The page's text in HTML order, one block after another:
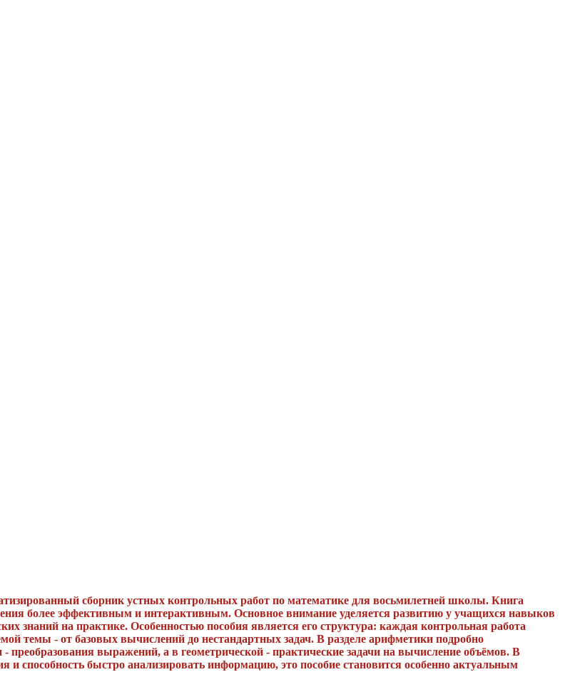
сборник устных контрольных работ по математике для восьмилетней школы. Книга
более эффективным и интерактивным. Основное внимание уделяется развитию у учащихся навыков
знаний на практике. Особенностью пособия является его структура: каждая контрольная работа
темы - от базовых вычислений до нестандартных задач. В разделе арифметики подробно
выражений, а в геометрической - практические задачи на вычисление объёмов. В
способность быстро анализировать информацию, это пособие становится особенно актуальным